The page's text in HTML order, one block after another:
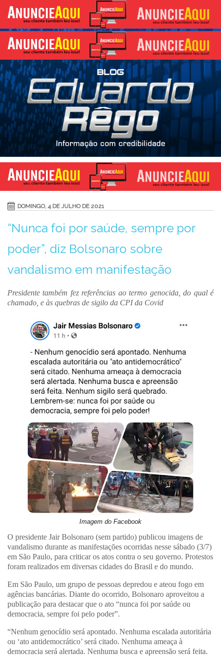
DOMINGO, 4 DE JULHO DE 2021
“Nunca foi por saúde, sempre por
poder”, diz Bolsonaro sobre
vandalismo em manifestação
Presidente também fez referências ao termo genocida, do qual é
chamado, e às quebras de sigilo da CPI da Covid
Imagem do Facebook
O presidente Jair Bolsonaro (sem partido) publicou imagens de
vandalismo durante as manifestações ocorridas nesse sábado (3/7)
em São Paulo, para criticar os atos contra o seu governo. Protestos
foram realizados em diversas cidades do Brasil e do mundo.
Em São Paulo, um grupo de pessoas depredou e ateou fogo em
agências bancárias. Diante do ocorrido, Bolsonaro aproveitou a
publicação para destacar que o ato “nunca foi por saúde ou
democracia, sempre foi pelo poder”.
“Nenhum genocídio será apontado. Nenhuma escalada autoritária
ou ‘ato antidemocrático’ será citado. Nenhuma ameaça à
democracia será alertada. Nenhuma busca e apreensão será feita.